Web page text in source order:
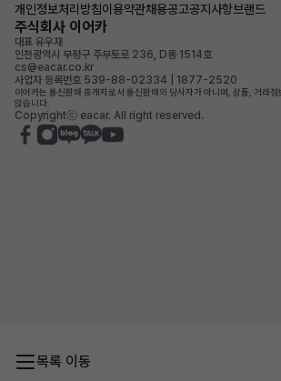
목록 이동
개인정보처리방침이용약관채용공고공지사항브랜드
주식회사 이어카
대표 유우재
인천광역시 부평구 주부토로 236, D동 1514호
cs@eacar.co.kr
사업자 등록번호 539-88-02334 | 1877-2520
이어카는 통신판매 중개자로서 통신판매의 당사자가 아니며, 상품, 거래
않습니다.
Copyrightⓒ eacar. All right reserved.